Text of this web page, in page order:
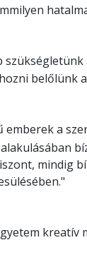
szükségletünk
belőlünk
emberek a
mindig
kreatív